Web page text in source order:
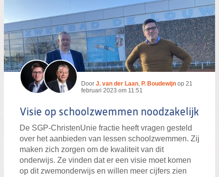
Door J. van der Laan P. Boudewijn op 21
februari 2023 om 11:51
Visie op schoolzwemmen noodzakelijk
De SGP-ChristenUnie fractie heeft vragen gesteld
over het aanbieden van lessen schoolzwemmen. Zij
maken zich zorgen om de kwaliteit van dit
onderwijs. Ze vinden dat er een visie moet komen
op dit zwemonderwijs en willen meer cijfers zien